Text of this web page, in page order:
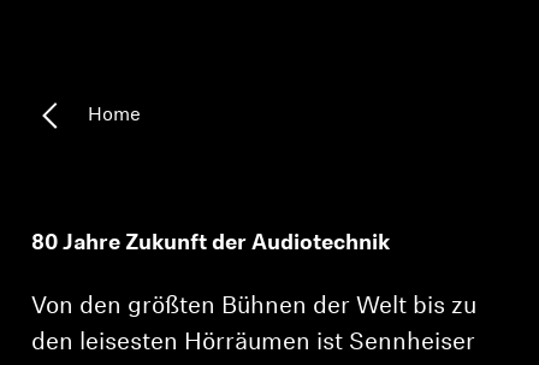
Home
80 Jahre Zukunft der Audiotechnik
Von den größten Bühnen der Welt bis zu
den leisesten Hörräumen ist Sennheiser